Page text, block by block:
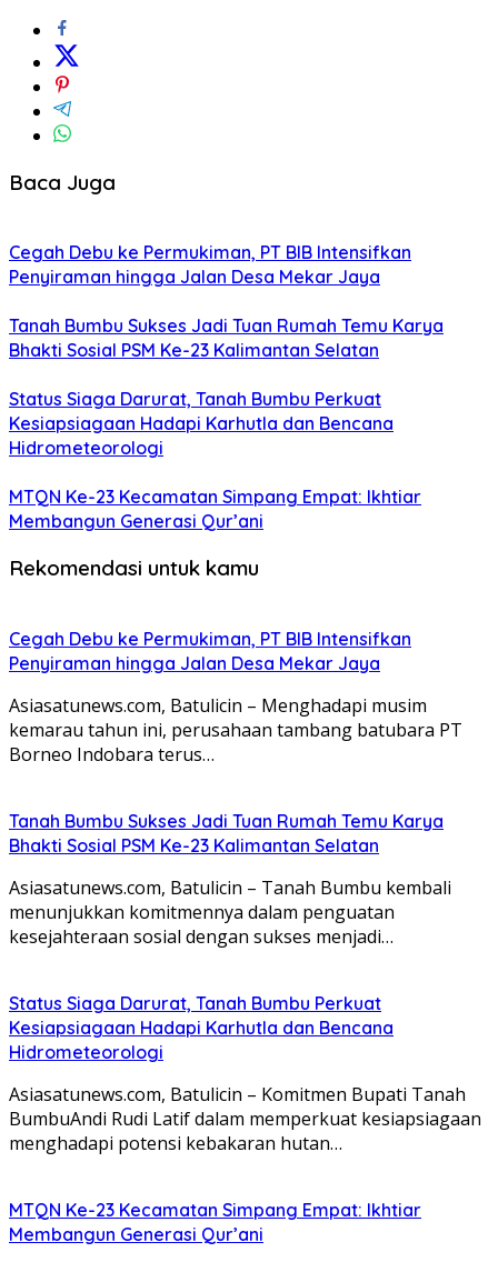
Baca Juga
Cegah Debu ke Permukiman, PT BIB Intensifkan
Penyiraman hingga Jalan Desa Mekar Jaya
Tanah Bumbu Sukses Jadi Tuan Rumah Temu Karya
Bhakti Sosial PSM Ke-23 Kalimantan Selatan
Status Siaga Darurat, Tanah Bumbu Perkuat
Kesiapsiagaan Hadapi Karhutla dan Bencana
Hidrometeorologi
MTQN Ke-23 Kecamatan Simpang Empat: Ikhtiar
Membangun Generasi Qur’ani
Rekomendasi untuk kamu
Cegah Debu ke Permukiman, PT BIB Intensifkan
Penyiraman hingga Jalan Desa Mekar Jaya
Asiasatunews.com, Batulicin – Menghadapi musim
kemarau tahun ini, perusahaan tambang batubara PT
Borneo Indobara terus…
Tanah Bumbu Sukses Jadi Tuan Rumah Temu Karya
Bhakti Sosial PSM Ke-23 Kalimantan Selatan
Asiasatunews.com, Batulicin – Tanah Bumbu kembali
menunjukkan komitmennya dalam penguatan
kesejahteraan sosial dengan sukses menjadi…
Status Siaga Darurat, Tanah Bumbu Perkuat
Kesiapsiagaan Hadapi Karhutla dan Bencana
Hidrometeorologi
Asiasatunews.com, Batulicin – Komitmen Bupati Tanah
BumbuAndi Rudi Latif dalam memperkuat kesiapsiagaan
menghadapi potensi kebakaran hutan…
MTQN Ke-23 Kecamatan Simpang Empat: Ikhtiar
Membangun Generasi Qur’ani